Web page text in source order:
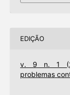
EDIÇÃO
v. 9 n. 1
problemas